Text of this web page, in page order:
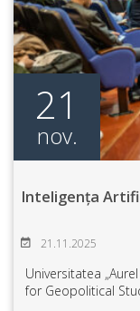
21
nov.
Inteligența
21.11.2025
Universitatea
for Geopolitical